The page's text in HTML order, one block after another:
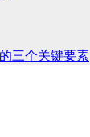
三个关键要素